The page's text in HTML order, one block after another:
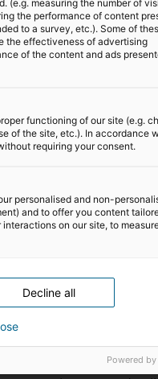
iad? Clique e leia
existem diferenças
o cliente a
que
(e.g. measuring the number of
the performance of content
to a survey, etc.). Some of
the effectiveness of advertising
of the content and ads
functioning of our site (e.g.
of the site, etc.). In accordance
requiring your consent.
personalised and non-
and to offer you content
on our site, to
Decline all
Powered by